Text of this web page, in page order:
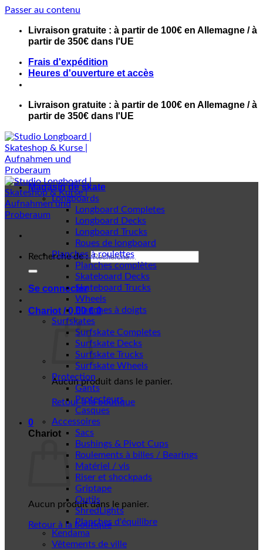
Passer au contenu
Livraison gratuite : à partir de 100€ en Allemagne / à
partir de 350€ dans l'UE
Frais d'expédition
Heures d'ouverture et accès
Livraison gratuite : à partir de 100€ en Allemagne / à
partir de 350€ dans l'UE
Recherche de :
Se connecter
Chariot /0,00€ 0
Aucun produit dans le panier.
Retour à la boutique
0
Chariot
Aucun produit dans le panier.
Retour à la boutique
Magasin de skate
Longboards
Longboard Completes
Longboard Decks
Longboard Trucks
Roues de longboard
Planches à roulettes
Planches complètes
Skateboard Decks
Skateboard Trucks
Wheels
Planches à doigts
Surfskates
Surfskate Completes
Surfskate Decks
Surfskate Trucks
Surfskate Wheels
Protection
Gants
Protecteurs
Casques
Accessoires
Sacs
Bushings & Pivot Cups
Roulements à billes / Bearings
Matériel / vis
Riser et shockpads
Griptape
Outils
ShredLights
Planches d'équilibre
Kendama
Vêtements de ville